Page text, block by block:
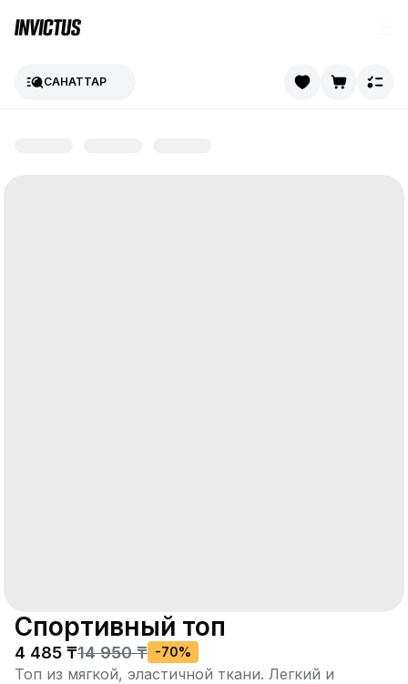
САНАТТАР
​Спортивный топ
4 485 ₸14 950 ₸ -70%
Топ из мягкой, эластичной ткани. Легкий и